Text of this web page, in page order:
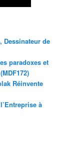
Dessinateur de
paradoxes et
Réinvente
à